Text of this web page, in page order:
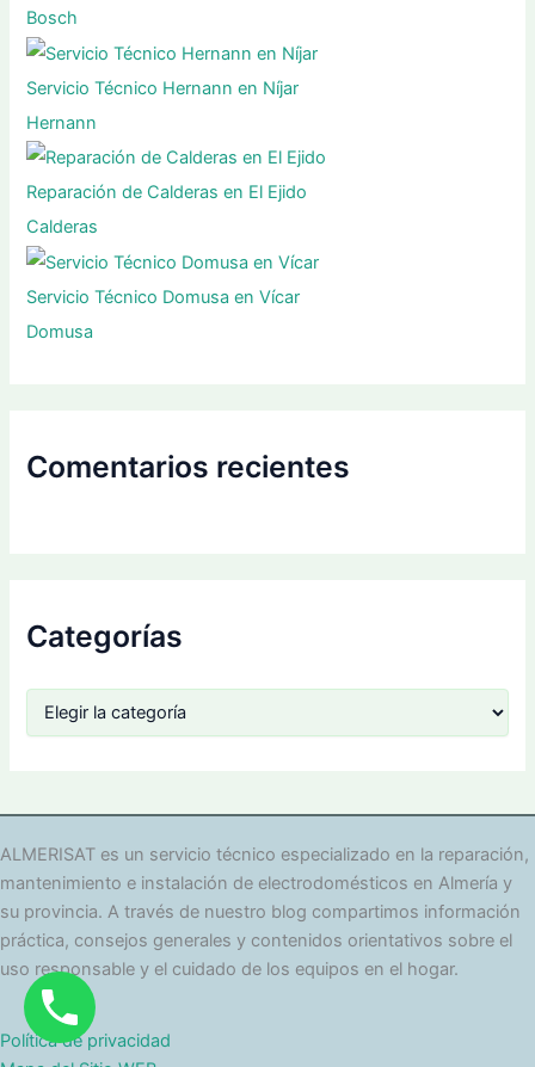
Bosch
Servicio Técnico Hernann en Níjar
Hernann
Reparación de Calderas en El Ejido
Calderas
Servicio Técnico Domusa en Vícar
Domusa
Comentarios recientes
Categorías
o
í
a
s
ALMERISAT es un servicio técnico especializado en la reparación,
mantenimiento e instalación de electrodomésticos en Almería y
su provincia. A través de nuestro blog compartimos información
práctica, consejos generales y contenidos orientativos sobre el
uso responsable y el cuidado de los equipos en el hogar.
Política de privacidad